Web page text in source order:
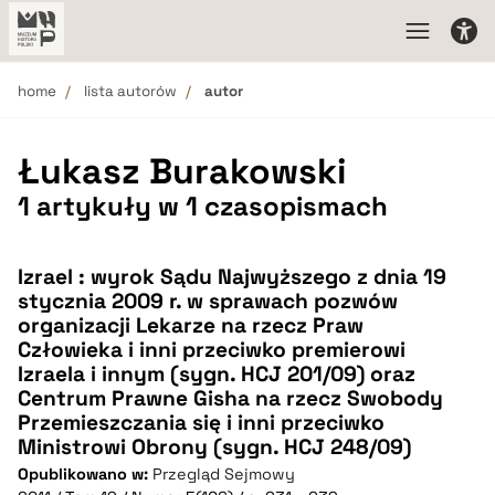
home lista autorów autor
Łukasz Burakowski
1 artykuły w 1 czasopismach
Izrael : wyrok Sądu Najwyższego z dnia 19
stycznia 2009 r. w sprawach pozwów
organizacji Lekarze na rzecz Praw
Człowieka i inni przeciwko premierowi
Izraela i innym (sygn. HCJ 201/09) oraz
Centrum Prawne Gisha na rzecz Swobody
Przemieszczania się i inni przeciwko
Ministrowi Obrony (sygn. HCJ 248/09)
Opublikowano w: Przegląd Sejmowy